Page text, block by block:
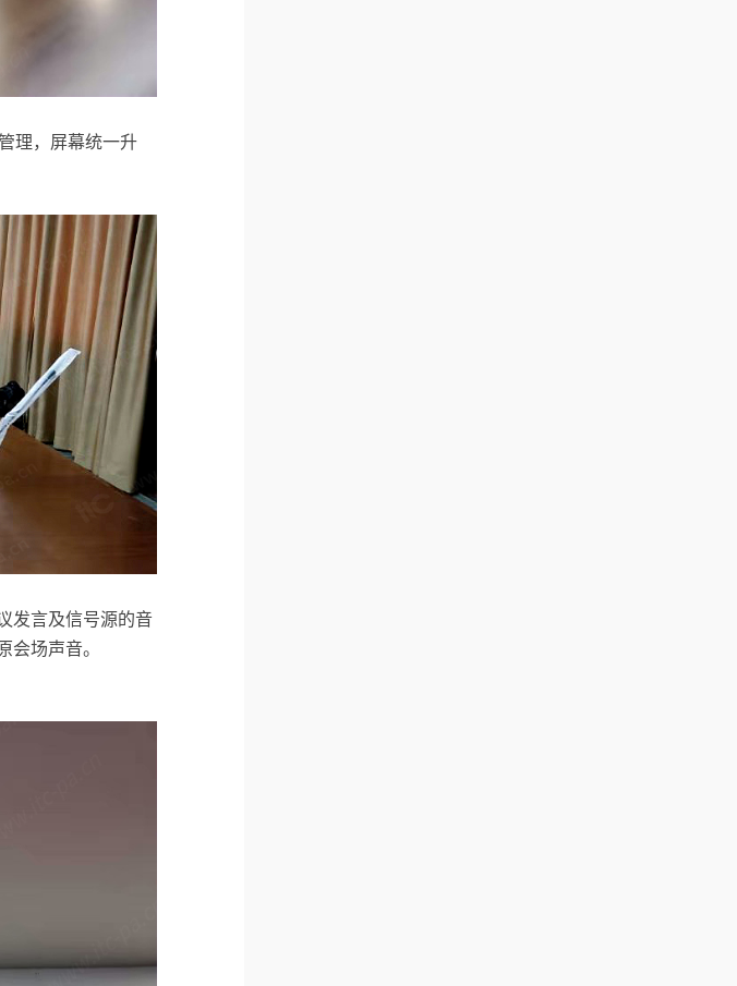
理，屏幕统一升
发言及信号源的音
场声音。